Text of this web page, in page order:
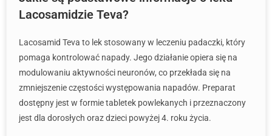
Lacosamidzie Teva?
Lacosamid Teva to lek stosowany w leczeniu padaczki, który
pomaga kontrolować napady. Jego działanie opiera się na
modulowaniu aktywności neuronów, co przekłada się na
zmniejszenie częstości występowania napadów. Preparat
dostępny jest w formie tabletek powlekanych i przeznaczony
jest dla dorosłych oraz dzieci powyżej 4. roku życia.